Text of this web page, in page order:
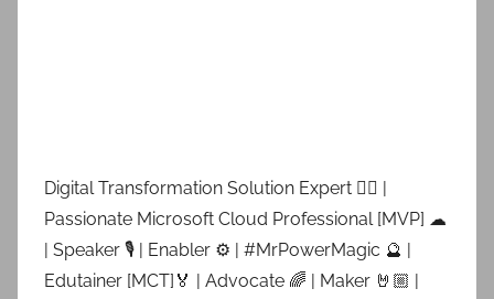
Digital Transformation Solution Expert 👷‍♂️ |
Passionate Microsoft Cloud Professional [MVP] ☁
| Speaker 🎙 | Enabler ⚙ | #MrPowerMagic 🔮 |
Edutainer [MCT]🏅 | Advocate 🌈 | Maker 🤘🏼 |